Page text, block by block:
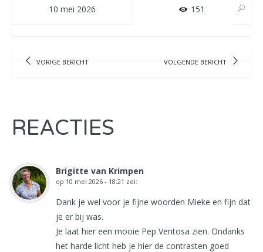
10 mei 2026 151
VORIGE BERICHT VOLGENDE BERICHT
REACTIES
Brigitte van Krimpen
op 10 mei 2026 - 18:21 zei:
Dank je wel voor je fijne woorden Mieke en fijn dat
je er bij was.
Je laat hier een mooie Pep Ventosa zien. Ondanks
het harde licht heb je hier de contrasten goed